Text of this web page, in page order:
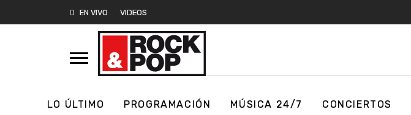
EN VIVO VIDEOS
LO ÚLTIMO PROGRAMACIÓN MÚSICA 24/7 CONCIERTOS